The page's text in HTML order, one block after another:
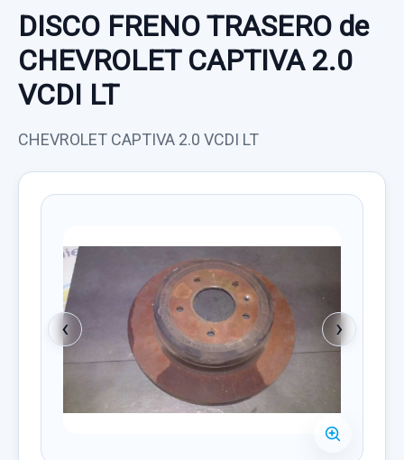
DISCO FRENO TRASERO de
CHEVROLET CAPTIVA 2.0
VCDI LT
CHEVROLET CAPTIVA 2.0 VCDI LT
‹ ›